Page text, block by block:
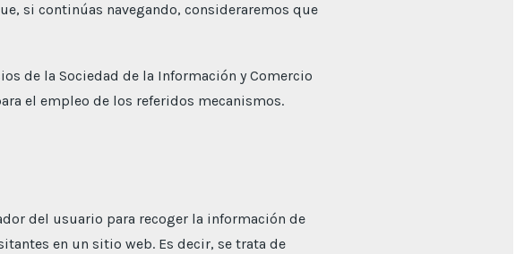
si continúas navegando, consideraremos que
de la Sociedad de la Información y Comercio
el empleo de los referidos mecanismos.
del usuario para recoger la información de
en un sitio web. Es decir, se trata de